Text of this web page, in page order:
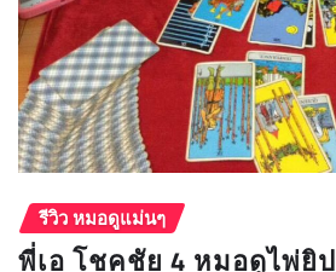
รีวิว หมอดูแม่นๆ
พี่เอ โชคชัย 4 หมอดูไพ่ยิ